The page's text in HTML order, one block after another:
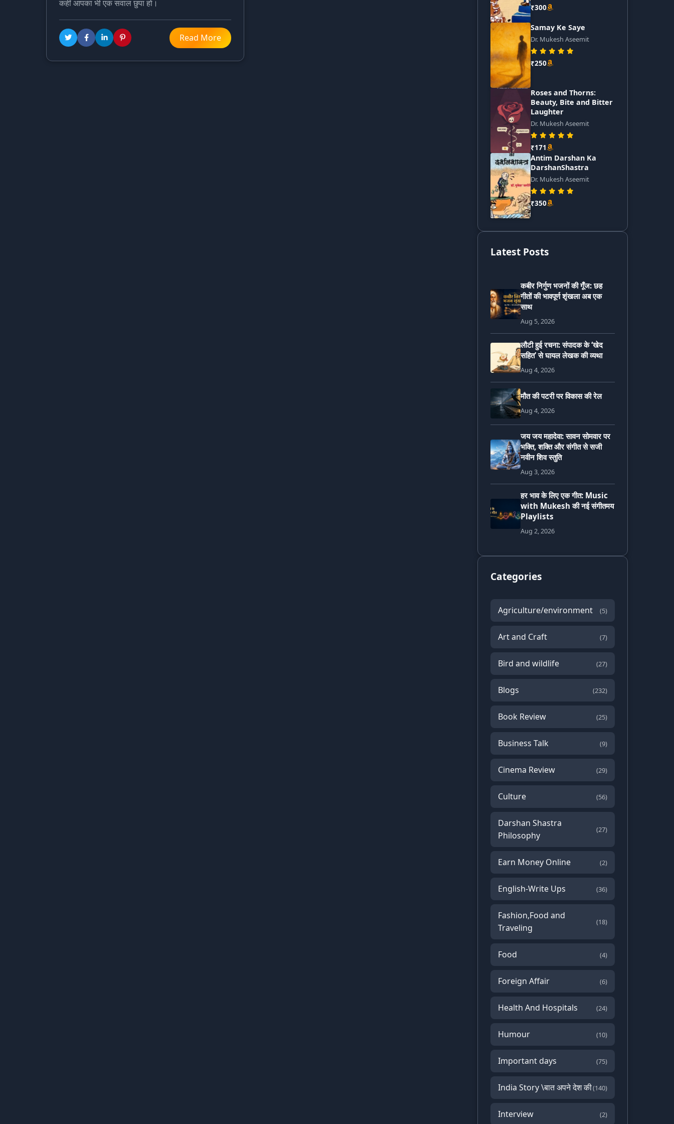
कहीं आपका भी एक सवाल छुपा हो।
Read More
₹300
Samay Ke Saye
Dr. Mukesh Aseemit
₹250
Roses and Thorns:
Beauty, Bite and Bitter
Laughter
Dr. Mukesh Aseemit
₹171
Antim Darshan Ka
DarshanShastra
Dr. Mukesh Aseemit
₹350
Latest Posts
कबीर निर्गुण भजनों की गूँज: छह
गीतों की भावपूर्ण शृंखला अब एक
साथ
Aug 5, 2026
लौटी हुई रचना: संपादक के ‘खेद
सहित’ से घायल लेखक की व्यथा
Aug 4, 2026
मौत की पटरी पर विकास की रेल
Aug 4, 2026
जय जय महादेवा: सावन सोमवार पर
भक्ति, शक्ति और संगीत से सजी
नवीन शिव स्तुति
Aug 3, 2026
हर भाव के लिए एक गीत: Music
with Mukesh की नई संगीतमय
Playlists
Aug 2, 2026
Categories
Agriculture/environment (5)
Art and Craft (7)
Bird and wildlife (27)
Blogs (232)
Book Review (25)
Business Talk (9)
Cinema Review (29)
Culture (56)
Darshan Shastra
Philosophy
(27)
Earn Money Online (2)
English-Write Ups (36)
Fashion,Food and
Traveling
(18)
Food (4)
Foreign Affair (6)
Health And Hospitals (24)
Humour (10)
Important days (75)
India Story \बात अपने देश की(140)
Interview (2)